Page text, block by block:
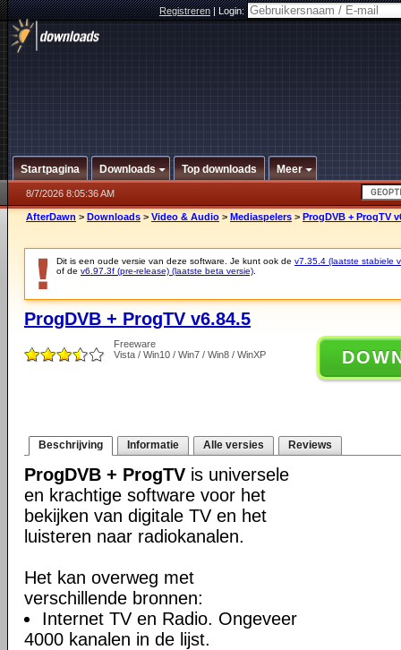
Registreren|Login:
Startpagina Downloads Top downloads Meer
8/7/2026 8:05:36 AM
AfterDawn > Downloads > Video & Audio > Mediaspelers > ProgDVB + ProgTV
Dit is een oude versie van deze software. Je kunt ook de v7.35.4 (laatste stabiele
of de v6.97.3f (pre-release) (laatste beta versie)
ProgDVB + ProgTV v6.84.5
Freeware
Vista / Win10 / Win7 / Win8 / WinXP
Beschrijving Informatie Alle versies Reviews
ProgDVB + ProgTV is universele
en krachtige software voor het
bekijken van digitale TV en het
luisteren naar radiokanalen.
Het kan overweg met
verschillende bronnen:
Internet TV en Radio. Ongeveer
4000 kanalen in de lijst.